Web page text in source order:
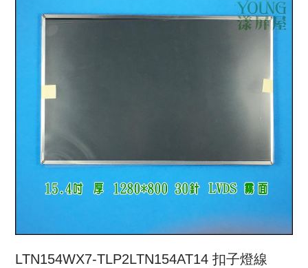
LTN154WX7-TLP2LTN154AT14 扣子燈線